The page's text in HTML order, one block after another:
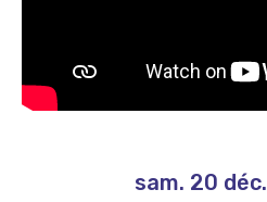
sam. 20 déc.